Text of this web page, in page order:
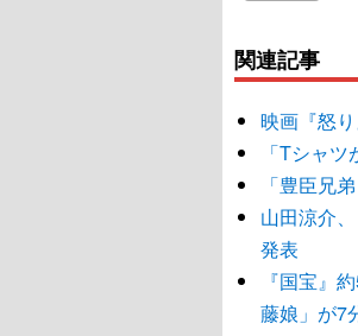
関連記事
映画『怒
「Tシャ
「豊臣兄
山田涼介
発表
『国宝』
藤娘」が7